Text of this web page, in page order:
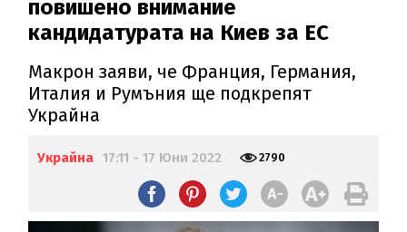
повишено внимание
кандидатурата на Киев за ЕС
Макрон заяви, че Франция, Германия,
Италия и Румъния ще подкрепят
Украйна
Украйна 17:11 - 17 Юни 2022 2790